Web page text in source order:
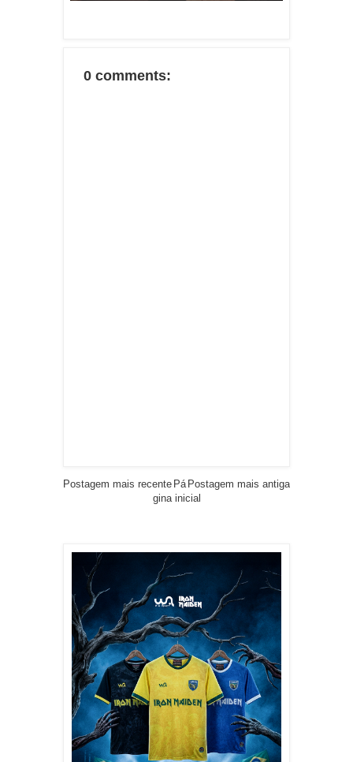
0 comments:
Postagem mais recente Postagem mais antiga
Pá
gina inicial